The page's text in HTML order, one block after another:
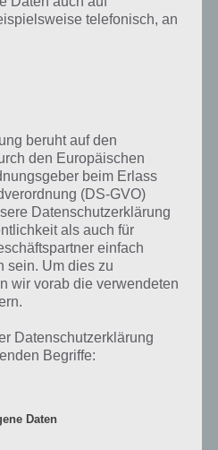
Spiel, welches Spil Games
hat. Aber es passt: Die
schnell zu erlernen. Trotzdem
noch immer Spaß, denn die
Bestenlisten aufsteigen.
telefonisch, an
beruht auf den
den Europäischen
beim Erlass
(DS-GVO)
Datenschutzerklärung
als auch für
einfach
sein. Um dies zu
wir vorab die verwendeten
Datenschutzerklärung
Begriffe:
Daten